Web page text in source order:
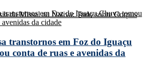
transtornos em Foz do Iguaçu
conta de ruas e avenidas da